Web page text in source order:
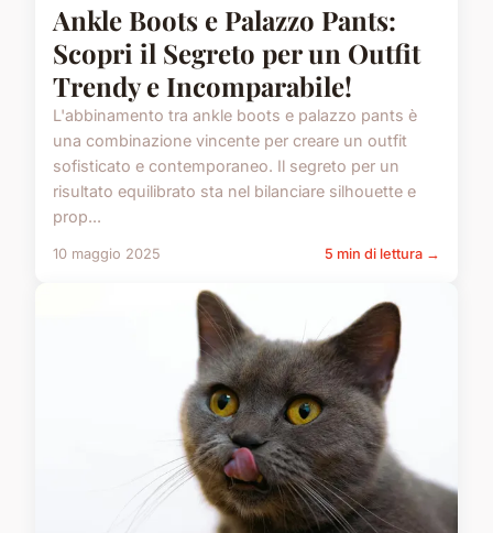
Ankle Boots e Palazzo Pants:
Scopri il Segreto per un Outfit
Trendy e Incomparabile!
L'abbinamento tra ankle boots e palazzo pants è
una combinazione vincente per creare un outfit
sofisticato e contemporaneo. Il segreto per un
risultato equilibrato sta nel bilanciare silhouette e
prop...
10 maggio 2025 5 min di lettura →